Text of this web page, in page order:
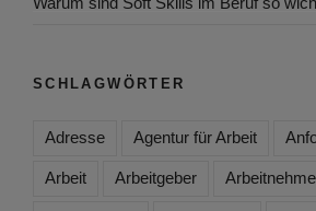
SCHLAGWÖRTER
Adresse Agentur für Arbeit
Arbeit Arbeitgeber